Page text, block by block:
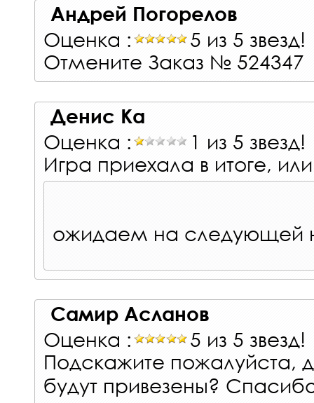
Андрей Погорелов
Оценка :
5 из 5 звезд!
Отмените Заказ № 524347
Денис Ка
Оценка :
1 из 5 звезд!
Игра приехала в итоге,
ожидаем на следующей
Самир Асланов
Оценка :
5 из 5 звезд!
Подскажите пожалуйста,
будут привезены?